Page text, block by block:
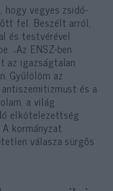
vegyes zsidó-
fel. Beszélt arról,
és testvérével
„Az ENSZ-ben
az igazságtalan
Gyűlölöm az
és a
a világ
elkötelezettség
kormányzat
válasza sürgős